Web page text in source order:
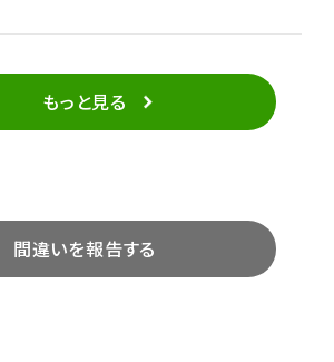
顔で優しく問いかけてくださり素
。また行きたいお店です！
もっと見る
間違いを報告する